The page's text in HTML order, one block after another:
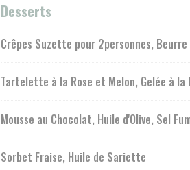
Desserts
Crêpes Suzette pour 2personnes,
Tartelette à la Rose et Melon, Gelée à la
Mousse au Chocolat, Huile d'Olive, Sel
Sorbet Fraise, Huile de Sariette